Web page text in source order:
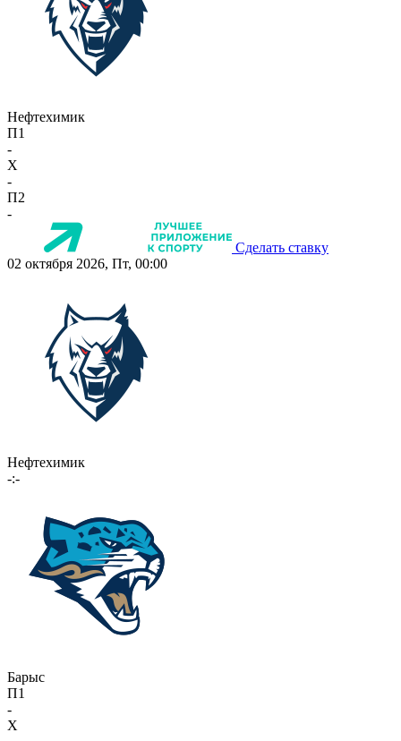
Нефтехимик
П1
-
X
-
П2
-
Сделать ставку
02 октября 2026, Пт, 00:00
Нефтехимик
-:-
Барыс
П1
-
X